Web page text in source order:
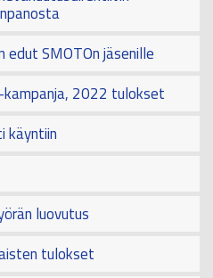
edut SMOTOn jäsenille
2022 tulokset
käyntiin
luovutus
tulokset